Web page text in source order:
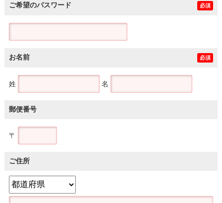
ご希望のパスワード 必須
お名前 必須
姓 名
郵便番号
〒
ご住所